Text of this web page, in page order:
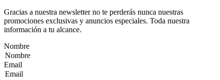
Gracias a nuestra newsletter no te perderás nunca nuestras
promociones exclusivas y anuncios especiales. Toda nuestra
información a tu alcance.
Nombre
Email